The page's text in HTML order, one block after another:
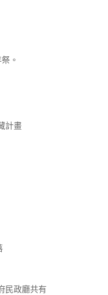
。
計畫
民政廳共有